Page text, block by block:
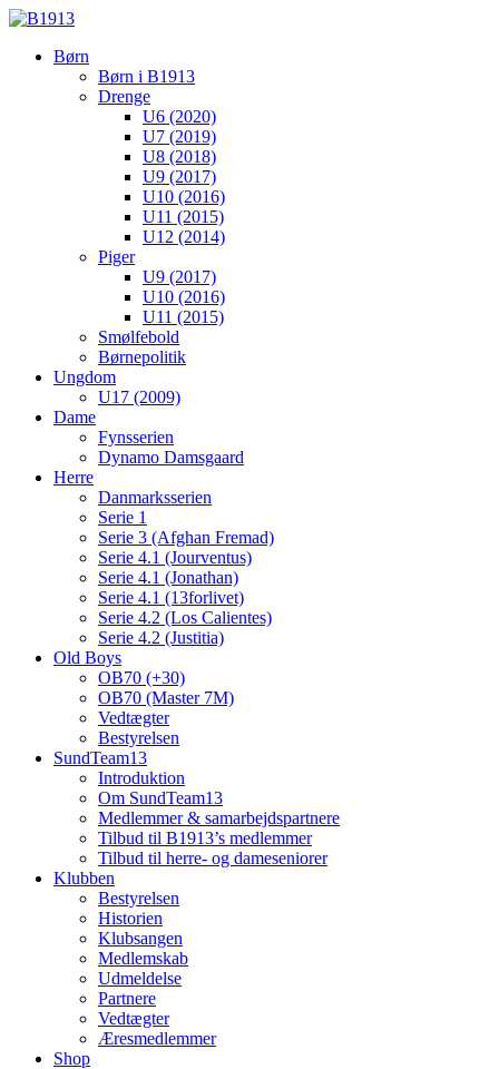
Børn
Børn i B1913
Drenge
U6 (2020)
U7 (2019)
U8 (2018)
U9 (2017)
U10 (2016)
U11 (2015)
U12 (2014)
Piger
U9 (2017)
U10 (2016)
U11 (2015)
Smølfebold
Børnepolitik
Ungdom
U17 (2009)
Dame
Fynsserien
Dynamo Damsgaard
Herre
Danmarksserien
Serie 1
Serie 3 (Afghan Fremad)
Serie 4.1 (Jourventus)
Serie 4.1 (Jonathan)
Serie 4.1 (13forlivet)
Serie 4.2 (Los Calientes)
Serie 4.2 (Justitia)
Old Boys
OB70 (+30)
OB70 (Master 7M)
Vedtægter
Bestyrelsen
SundTeam13
Introduktion
Om SundTeam13
Medlemmer & samarbejdspartnere
Tilbud til B1913’s medlemmer
Tilbud til herre- og dameseniorer
Klubben
Bestyrelsen
Historien
Klubsangen
Medlemskab
Udmeldelse
Partnere
Vedtægter
Æresmedlemmer
Shop